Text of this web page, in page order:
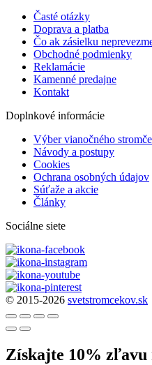
Časté otázky
Doprava a platba
Čo ak zásielku
Obchodné podmienky
Reklamácie
Kamenné predajne
Kontakt
Doplnkové informácie
Výber vianočného
Návody a postupy
Cookies
Ochrana osobných údajov
Súťaže a akcie
Články
Sociálne siete
© 2015-2026 svetstromcekov.sk
Získajte 10% zľavu